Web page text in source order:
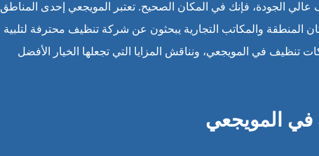
الجودة، فإنك في المكان الصحيح. تعتبر المويجعي إحدى المناطق
المنطقة والمكاتب التجارية يبحثون عن شركة تنظيف محترفة لتلبية
تنظيف في المويجعي، ونناقش المزايا التي تجعلها الخيار الأفضل
المويجعي